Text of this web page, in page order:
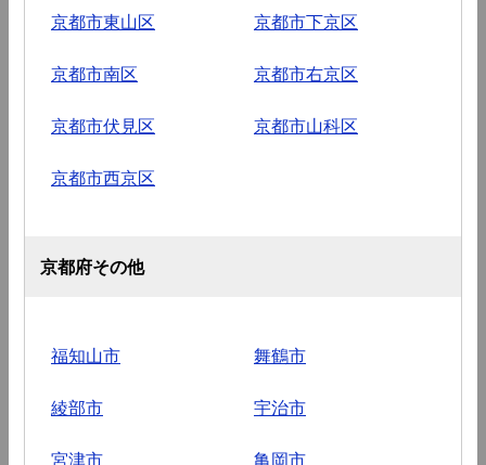
京都市東山区 京都市下京区
京都市南区 京都市右京区
京都市伏見区 京都市山科区
京都市西京区
京都府その他
福知山市 舞鶴市
綾部市 宇治市
宮津市 亀岡市